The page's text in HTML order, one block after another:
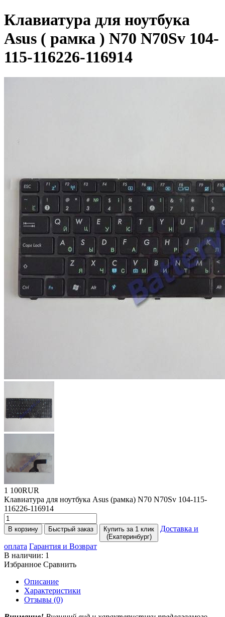
Клавиатура для ноутбука
Asus ( рамка ) N70 N70Sv 104-
115-116226-116914
1 100RUR
Клавиатура для ноутбука Asus (рамка) N70 N70Sv 104-115-
116226-116914
В корзину Быстрый заказ
Купить за 1 клик
(Екатеринбург)
Доставка и
оплата Гарантия и Возврат
В наличии: 1
Избранное Сравнить
Описание
Характеристики
Отзывы (0)